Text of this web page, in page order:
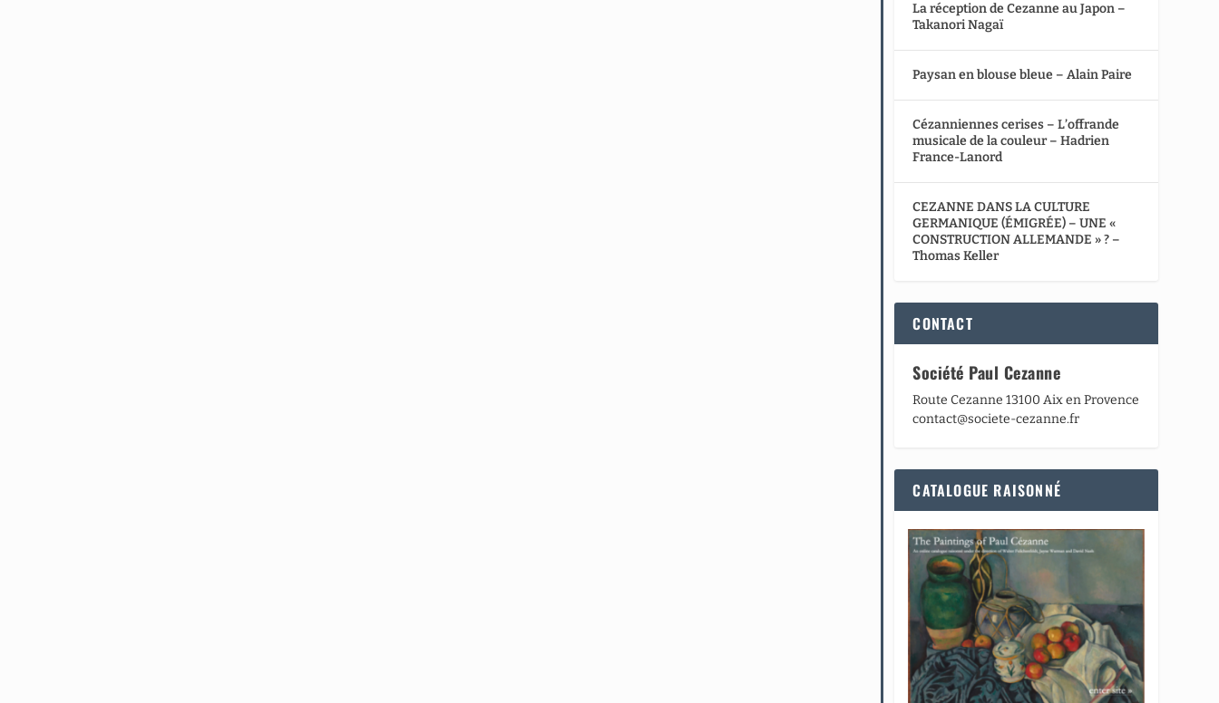
La réception de Cezanne au Japon –
Takanori Nagaï
Paysan en blouse bleue – Alain Paire
Cézanniennes cerises – L’offrande
musicale de la couleur – Hadrien
France-Lanord
CEZANNE DANS LA CULTURE
GERMANIQUE (ÉMIGRÉE) – UNE «
CONSTRUCTION ALLEMANDE » ? –
Thomas Keller
CONTACT
Société Paul Cezanne
Route Cezanne 13100 Aix en Provence
contact@societe-cezanne.fr
CATALOGUE RAISONNÉ